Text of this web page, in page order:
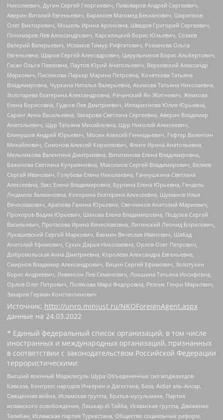
Николаевич, Дугин Сергей Георгиевич, Пивоваров Андрей Сергеевич,
Аверин Виталий Евгеньевич, Барахоев Магомед Бекханович, Шарипков
Олег Викторович, Мошель Ирина Ароновна, Шведов Григорий Сергеевич,
Пономарев Лев Александрович, Каргалицкий Борис Юльевич, Созаев
Валерий Валерьевич, Исламов Тимур Рифгатович, Романова Ольга
Евгеньевна, Щаров Сергей Алексадрович, Цирульников Борис Альбертович,
Гасан Ольга Павловна, Паутов Юрий Анатольевич, Верховский Александр
Маркович, Пислакова-Паркер Марина Петровна, Кочеткова Татьяна
Владимировна, Чуркина Наталья Валерьевна, Акимова Татьяна Николаевна,
Золотарева Екатерина Александровна, Рачинский Ян Збигневич, Жемкова
Елена Борисовна, Гудков Лев Дмитриевич, Илларионова Юлия Юрьевна,
Саранг Анна Васильевна, Захарова Светлана Сергеевна, Аверин Владимир
Анатольевич, Щур Татьяна Михайловна, Щур Николай Алексеевич,
Блинушов Андрей Юрьевич, Мосин Алексей Геннадьевич, Гефтер Валентин
Михайлович, Симонов Алексей Кириллович, Флиге Ирина Анатольевна,
Мельникова Валентина Дмитриевна, Вититинова Елена Владимировна,
Баженова Светлана Куприяновна, Максимов Сергей Владимирович, Беляев
Сергей Иванович, Голубева Елена Николаевна, Ганнушкина Светлана
Алексеевна, Закс Елена Владимировна, Буртина Елена Юрьевна, Гендель
Людмила Залмановна, Кокорина Екатерина Алексеевна, Шуманов Илья
Вячеславович, Арапова Галина Юрьевна, Свечников Анатолий Мариевич,
Прохоров Вадим Юрьевич, Шахова Елена Владимировна, Подузов Сергей
Васильевич, Протасова Ирина Вячеславовна, Литинский Леонид Борисович,
Лукашевский Сергей Маркович, Бахмин Вячеслав Иванович, Шабад
Анатолий Ефимович, Сухих Дарья Николаевна, Орлов Олег Петрович,
Добровольская Анна Дмитриевна, Королева Александра Евгеньевна,
Смирнов Владимир Александрович, Вицин Сергей Ефимович, Золотухин
Борис Андреевич, Левинсон Лев Семенович, Локшина Татьяна Иосифовна,
Орлов Олег Петрович, Полякова Мара Федоровна, Резник Генри Маркович,
Захаров Герман Константинович
Источник: http://unro.minjust.ru/NKOForeignAgent.aspx
данные на 24.03.2022
* Единый федеральный список организаций, в том числе
иностранных и международных организаций, признанных
в соответствии с законодательством Российской Федерации
террористическими:
Высший военный Маджлисуль Шура Объединенных сил моджахедов
Кавказа, Конгресс народов Ичкерии и Дагестана, База, Асбат аль-Ансар,
Священная война, Исламская группа, Братья-мусульмане, Партия
исламского освобождения, Лашкар-И-Тайба, Исламская группа, Движение
Талибан, Исламская партия Туркестана, Общество социальных реформ,